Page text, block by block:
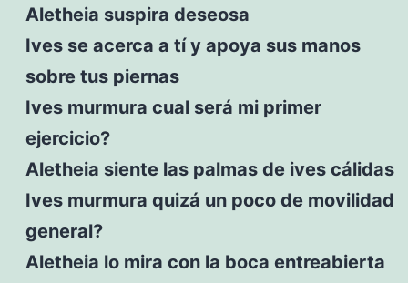
Aletheia suspira deseosa
Ives se acerca a tí y apoya sus manos
sobre tus piernas
Ives murmura cual será mi primer
ejercicio?
Aletheia siente las palmas de ives cálidas
Ives murmura quizá un poco de movilidad
general?
Aletheia lo mira con la boca entreabierta